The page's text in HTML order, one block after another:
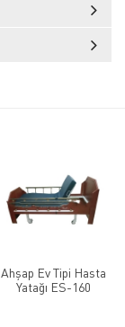
Ahşap Ev Tipi Hasta
Yatağı ES-160